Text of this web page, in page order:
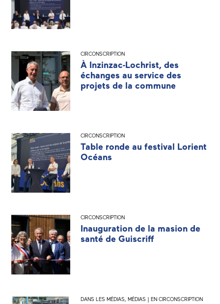
CIRCONSCRIPTION
À Inzinzac-Lochrist, des
échanges au service des
projets de la commune
CIRCONSCRIPTION
Table ronde au festival Lorient
Océans
CIRCONSCRIPTION
Inauguration de la masion de
santé de Guiscriff
DANS LES MÉDIAS, MÉDIAS | EN CIRCONSCRIPTION